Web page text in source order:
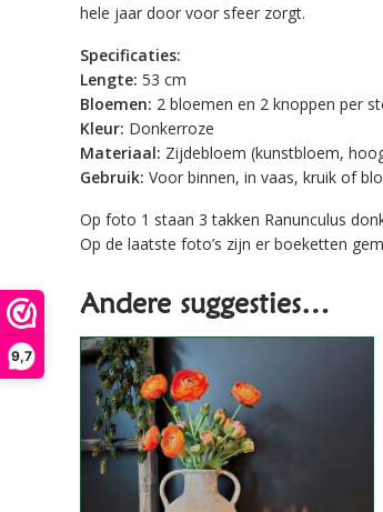
9,7
hele jaar door voor sfeer zorgt.
Specificaties:
Lengte: 53 cm
Bloemen: 2 bloemen en 2 knoppen per
Kleur: Donkerroze
Materiaal: Zijdebloem (kunstbloem,
Gebruik: Voor binnen, in vaas, kruik of
Op foto 1 staan 3 takken Ranunculus
Op de laatste foto’s zijn er boeketten
Andere suggesties…